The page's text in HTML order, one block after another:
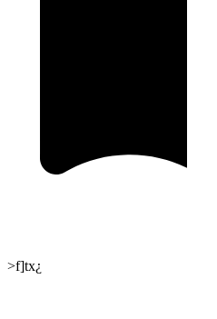
>f]tx¿